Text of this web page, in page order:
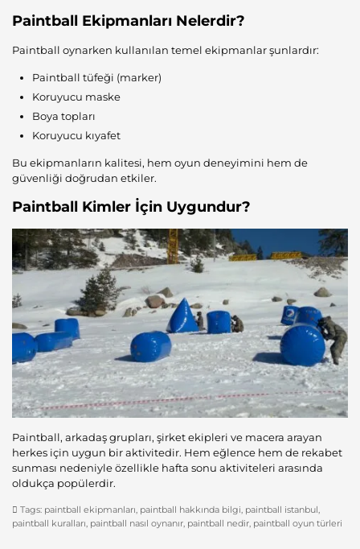
Paintball Ekipmanları Nelerdir?
Paintball oynarken kullanılan temel ekipmanlar şunlardır:
Paintball tüfeği (marker)
Koruyucu maske
Boya topları
Koruyucu kıyafet
Bu ekipmanların kalitesi, hem oyun deneyimini hem de
güvenliği doğrudan etkiler.
Paintball Kimler İçin Uygundur?
Paintball, arkadaş grupları, şirket ekipleri ve macera arayan
herkes için uygun bir aktivitedir. Hem eğlence hem de rekabet
sunması nedeniyle özellikle hafta sonu aktiviteleri arasında
oldukça popülerdir.
Tags: paintball ekipmanları paintball hakkında bilgi paintball istanbul
paintball kuralları paintball nasıl oynanır paintball nedir paintball oyun türleri